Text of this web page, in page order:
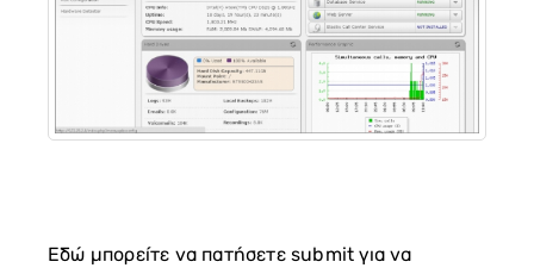
Εδώ μπορείτε να πατήσετε submit για να